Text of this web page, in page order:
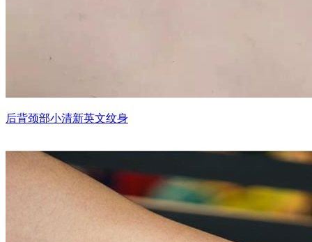
后背颈部小清新英文纹身